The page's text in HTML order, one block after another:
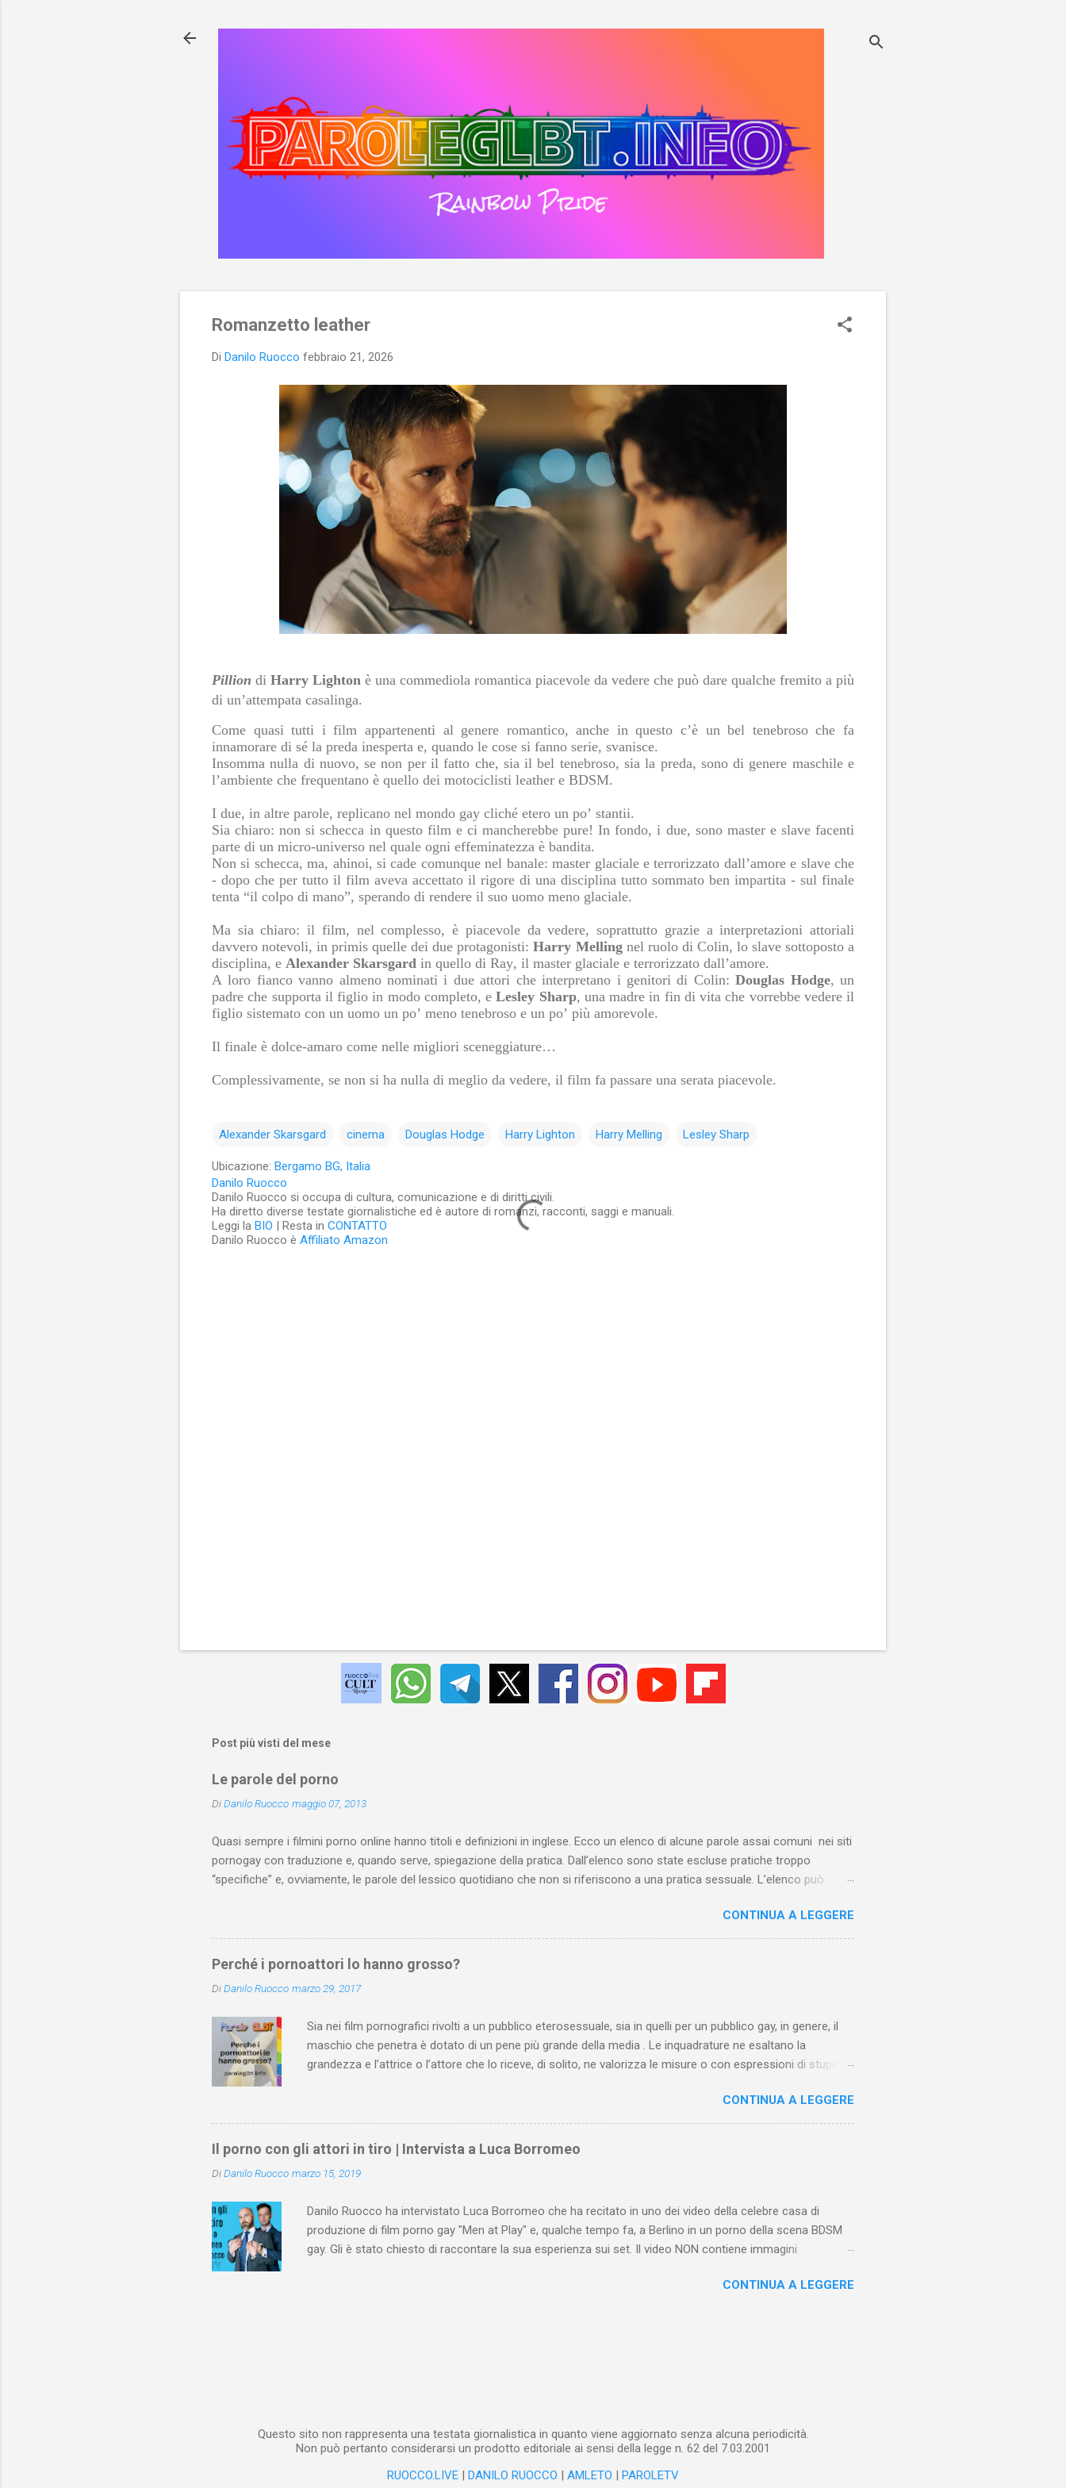
Romanzetto leather
Di Danilo Ruocco febbraio 21, 2026
Pillion di Harry Lighton è una commediola romantica piacevole da vedere che può dare qualche fremito a più
di un’attempata casalinga.
Come quasi tutti i film appartenenti al genere romantico, anche in questo c’è un bel tenebroso che fa
innamorare di sé la preda inesperta e, quando le cose si fanno serie, svanisce.
Insomma nulla di nuovo, se non per il fatto che, sia il bel tenebroso, sia la preda, sono di genere maschile e
l’ambiente che frequentano è quello dei motociclisti leather e BDSM.
I due, in altre parole, replicano nel mondo gay cliché etero un po’ stantii.
Sia chiaro: non si schecca in questo film e ci mancherebbe pure! In fondo, i due, sono master e slave facenti
parte di un micro-universo nel quale ogni effeminatezza è bandita.
Non si schecca, ma, ahinoi, si cade comunque nel banale: master glaciale e terrorizzato dall’amore e slave che
- dopo che per tutto il film aveva accettato il rigore di una disciplina tutto sommato ben impartita - sul finale
tenta “il colpo di mano”, sperando di rendere il suo uomo meno glaciale.
Ma sia chiaro: il film, nel complesso, è piacevole da vedere, soprattutto grazie a interpretazioni attoriali
davvero notevoli, in primis quelle dei due protagonisti:Harry Mellingnel ruolo di Colin, lo slave sottoposto a
disciplina, e Alexander Skarsgard in quello di Ray, il master glaciale e terrorizzato dall’amore.
A loro fianco vanno almeno nominati i due attori che interpretano i genitori di Colin:Douglas Hodge, un
padre che supporta il figlio in modo completo, eLesley Sharp, una madre in fin di vita che vorrebbe vedere il
figlio sistemato con un uomo un po’ meno tenebroso e un po’ più amorevole.
Il finale è dolce-amaro come nelle migliori sceneggiature…
Complessivamente, se non si ha nulla di meglio da vedere, il film fa passare una serata piacevole.
Alexander Skarsgard cinema Douglas Hodge Harry Lighton Harry Melling Lesley Sharp
Ubicazione: Bergamo BG, Italia
Danilo Ruocco
Danilo Ruocco si occupa di cultura, comunicazione e di diritti civili.
Ha diretto diverse testate giornalistiche ed è autore di romanzi, racconti, saggi e manuali.
Leggi la BIO | Resta in CONTATTO
Danilo Ruocco è Affiliato Amazon
Post più visti del mese
Le parole del porno
DiDanilo Ruocco maggio 07, 2013
Quasi sempre i filmini porno online hanno titoli e definizioni in inglese. Ecco un elenco di alcune parole assai comuni nei siti
pornogay con traduzione e, quando serve, spiegazione della pratica. Dall’elenco sono state escluse pratiche troppo
“specifiche” e, ovviamente, le parole del lessico quotidiano che non si riferiscono a una pratica sessuale. L’elenco può
CONTINUA A LEGGERE
Perché i pornoattori lo hanno grosso?
DiDanilo Ruocco marzo 29, 2017
Sia nei film pornografici rivolti a un pubblico eterosessuale, sia in quelli per un pubblico gay, in genere, il
maschio che penetra è dotato di un pene più grande della media . Le inquadrature ne esaltano la
grandezza e l’attrice o l’attore che lo riceve, di solito, ne valorizza le misure o con espressioni di stupore
video porno è trattato con sufficienza, quando non addirittura sbeffeggiato. L’esaltazione
cinematografica del membro virile anche nella pornografia rivolta a un pubblico maschile eterosessuale
fa nascere alcune domande. Ad esempio, ci si interroga sul motivo per il quale un maschio
eterosessuale senta l’esigenza, durante la visione di una pellicola che ne stimola l’eccitazione sessuale,
di vedere ripetutamente e da varie angolazioni il membro di un altro uomo. Molti psicologi e sessuologi
CONTINUA A LEGGERE
Il porno con gli attori in tiro | Intervista a Luca Borromeo
DiDanilo Ruocco marzo 15, 2019
Danilo Ruocco ha intervistato Luca Borromeo che ha recitato in uno dei video della celebre casa di
produzione di film porno gay "Men at Play" e, qualche tempo fa, a Berlino in un porno della scena BDSM
gay. Gli è stato chiesto di raccontare la sua esperienza sui set. Il video NON contiene immagini
CONTINUA A LEGGERE
Questo sito non rappresenta una testata giornalistica in quanto viene aggiornato senza alcuna periodicità.
Non può pertanto considerarsi un prodotto editoriale ai sensi della legge n. 62 del 7.03.2001
RUOCCO.LIVE | DANILO RUOCCO | AMLETO | PAROLETV